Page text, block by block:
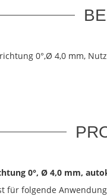
0°,Ø 4,0 mm,
0°, Ø 4,0 mm,
für folgende